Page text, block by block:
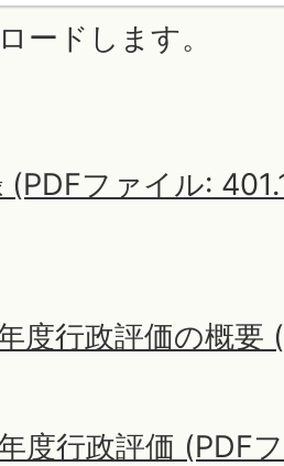
ードします。
(PDFファイル:
度行政評価の概要
度行政評価 (PDF